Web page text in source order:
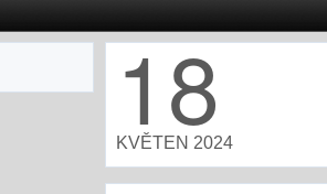
18
KVĚTEN 2024